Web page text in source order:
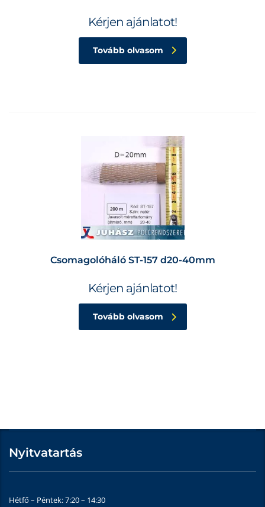
Kérjen ajánlatot!
Tovább olvasom
Csomagolóháló ST-157 d20-40mm
Kérjen ajánlatot!
Tovább olvasom
Nyitvatartás
Hétfő – Péntek: 7:20 – 14:30